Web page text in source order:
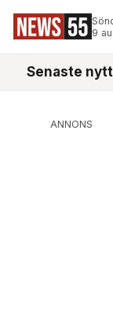
9
Senaste nytt
ANNONS